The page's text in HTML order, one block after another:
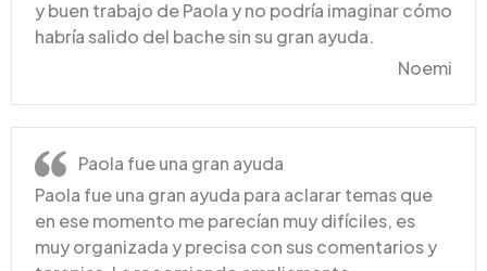
y buen trabajo de Paola y no podría imaginar cómo
habría salido del bache sin su gran ayuda.
Noemi
Paola fue una gran ayuda
Paola fue una gran ayuda para aclarar temas que
en ese momento me parecían muy difíciles, es
muy organizada y precisa con sus comentarios y